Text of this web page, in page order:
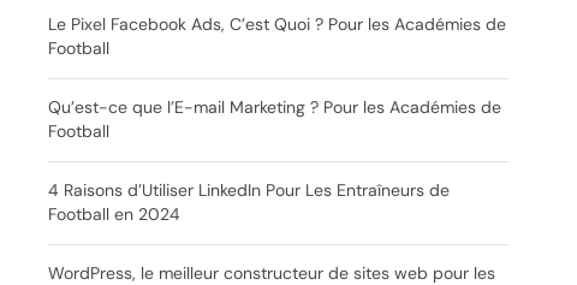
Le Pixel Facebook Ads, C’est Quoi ? Pour les Académies de
Football
Qu’est-ce que l’E-mail Marketing ? Pour les Académies de
Football
4 Raisons d’Utiliser LinkedIn Pour Les Entraîneurs de
Football en 2024
WordPress, le meilleur constructeur de sites web pour les